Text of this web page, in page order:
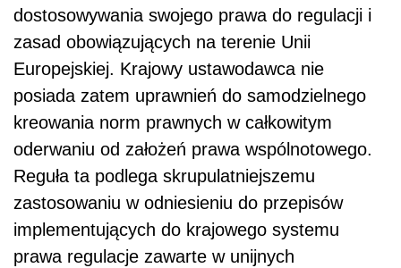
dostosowywania swojego prawa do regulacji i
zasad obowiązujących na terenie Unii
Europejskiej. Krajowy ustawodawca nie
posiada zatem uprawnień do samodzielnego
kreowania norm prawnych w całkowitym
oderwaniu od założeń prawa wspólnotowego.
Reguła ta podlega skrupulatniejszemu
zastosowaniu w odniesieniu do przepisów
implementujących do krajowego systemu
prawa regulacje zawarte w unijnych